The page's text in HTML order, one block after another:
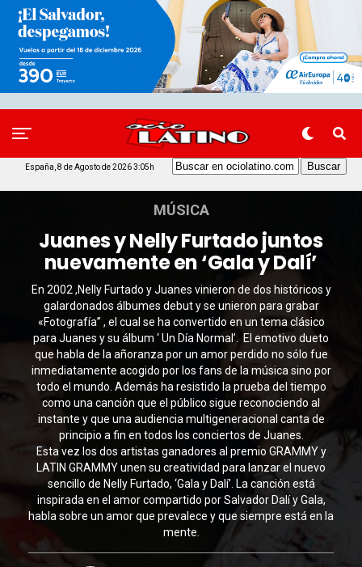
España, 8 de Agosto de 2026 3:05h
MÚSICA
Juanes y Nelly Furtado juntos
nuevamente en ‘Gala y Dalí’
En 2002 ,Nelly Furtado y Juanes vinieron de dos históricos y
galardonados álbumes debut y se unieron para grabar
«Fotografía” , el cual se ha convertido en un tema clásico
para Juanes y su álbum ‘ Un Día Normal’. El emotivo dueto
que habla de la añoranza por un amor perdido no sólo fue
inmediatamente acogido por los fans de la música sino por
todo el mundo. Además ha resistido la prueba del tiempo
como una canción que el público sigue reconociendo al
instante y que una audiencia multigeneracional canta de
principio a fin en todos los conciertos de Juanes.
Esta vez los dos artistas ganadores al premio GRAMMY y
LATIN GRAMMY unen su creatividad para lanzar el nuevo
sencillo de Nelly Furtado, ‘Gala y Dalí’. La canción está
inspirada en el amor compartido por Salvador Dalí y Gala,
habla sobre un amor que prevalece y que siempre está en la
mente.